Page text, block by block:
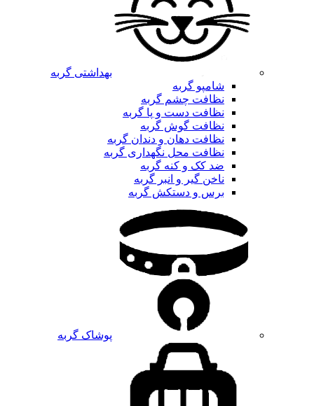
بهداشتی گربه
شامپو گربه
نظافت چشم گربه
نظافت دست و پا گربه
نظافت گوش گربه
نظافت دهان و دندان گربه
نظافت محل نگهداری گربه
ضد کک و کنه گربه
ناخن گیر و انبر گربه
برس و دستکش گربه
پوشاک گربه